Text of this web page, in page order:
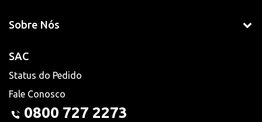
Sobre Nós
SAC
Status do Pedido
Fale Conosco
0800 727 2273